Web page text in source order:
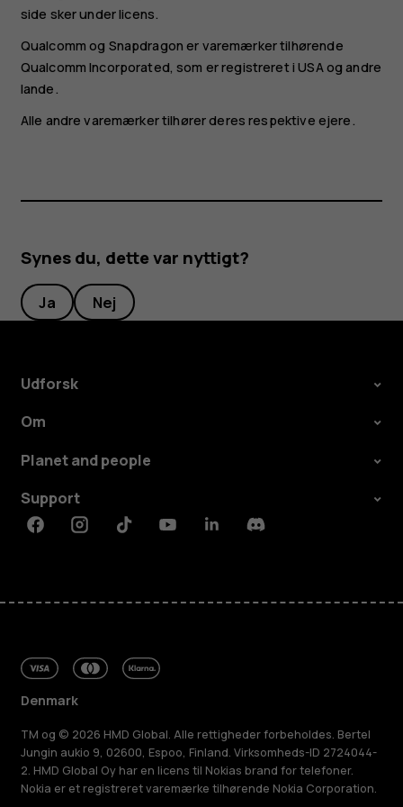
side sker under licens.
Qualcomm og Snapdragon er varemærker tilhørende
Qualcomm Incorporated, som er registreret i USA og andre
lande.
Alle andre varemærker tilhører deres respektive ejere.
Synes du, dette var nyttigt?
Ja Nej
Udforsk
Om
Planet and people
Support
FacebookInstagramTiktokYoutubeLinkedinDiscord
Denmark
TM og © 2026 HMD Global. Alle rettigheder forbeholdes. Bertel
Jungin aukio 9, 02600, Espoo, Finland. Virksomheds-ID 2724044-
2. HMD Global Oy har en licens til Nokias brand for telefoner.
Nokia er et registreret varemærke tilhørende Nokia Corporation.